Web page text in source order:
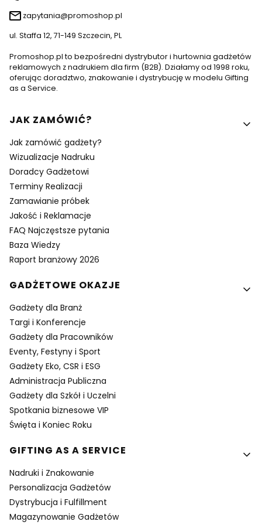
zapytania@promoshop.pl
ul. Staffa 12, 71-149 Szczecin, PL
Promoshop.pl to bezpośredni dystrybutor i hurtownia gadżetów
reklamowych z nadrukiem dla firm (B2B). Działamy od 1998 roku,
oferując doradztwo, znakowanie i dystrybucję w modelu Gifting
as a Service.
Linki w stopce
JAK ZAMÓWIĆ?
Jak zamówić gadżety?
Wizualizacje Nadruku
Doradcy Gadżetowi
Terminy Realizacji
Zamawianie próbek
Jakość i Reklamacje
FAQ Najczęstsze pytania
Baza Wiedzy
Raport branżowy 2026
GADŻETOWE OKAZJE
Gadżety dla Branż
Targi i Konferencje
Gadżety dla Pracowników
Eventy, Festyny i Sport
Gadżety Eko, CSR i ESG
Administracja Publiczna
Gadżety dla Szkół i Uczelni
Spotkania biznesowe VIP
Święta i Koniec Roku
GIFTING AS A SERVICE
Nadruki i Znakowanie
Personalizacja Gadżetów
Dystrybucja i Fulfillment
Magazynowanie Gadżetów